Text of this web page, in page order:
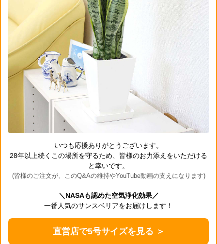
いつも応援ありがとうございます。
28年以上続くこの場所を守るため、皆様のお力添えをいただける
と幸いです。
(皆様のご注文が、このQ&Aの維持やYouTube動画の支えになります)
＼NASAも認めた空気浄化効果／
一番人気のサンスベリアをお届けします！
直営店で5号サイズを見る ＞